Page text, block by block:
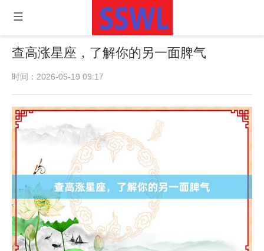
查高涨星座，了解你的另一面脾气
时间：2026-05-19 09:17